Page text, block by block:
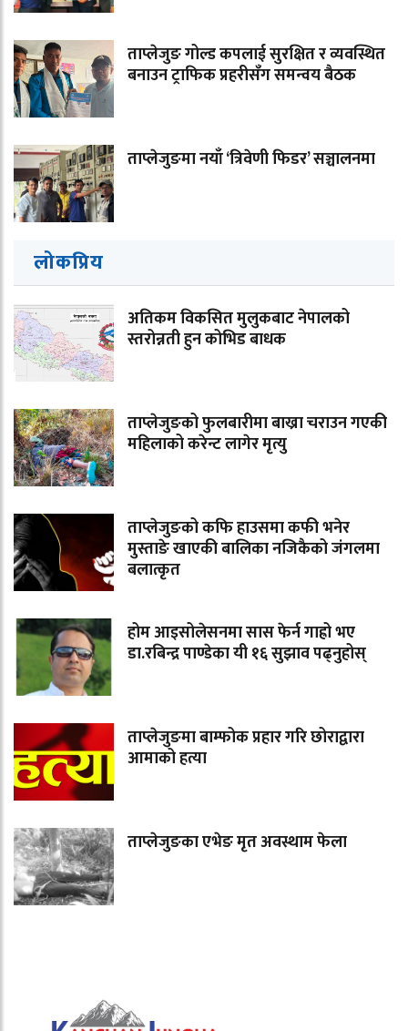
ताप्लेजुङ गोल्ड कपलाई सुरक्षित र व्यवस्थित
बनाउन ट्राफिक प्रहरीसँग समन्वय बैठक
ताप्लेजुङमा नयाँ ‘त्रिवेणी फिडर’ सञ्चालनमा
लोकप्रिय
अतिकम विकसित मुलुकबाट नेपालको
स्तरोन्नती हुन कोभिड बाधक
ताप्लेजुङको फुलबारीमा बाख्रा चराउन गएकी
महिलाको करेन्ट लागेर मृत्यु
ताप्लेजुङको कफि हाउसमा कफी भनेर
मुस्ताङे खाएकी बालिका नजिकैको जंगलमा
बलात्कृत
होम आइसोलेसनमा सास फेर्न गाह्रो भए
डा.रबिन्द्र पाण्डेका यी १६ सुझाव पढ्नुहोस्
ताप्लेजुङमा बाम्फोक प्रहार गरि छोराद्वारा
आमाको हत्या
ताप्लेजुङका एभेङ मृत अवस्थाम फेला